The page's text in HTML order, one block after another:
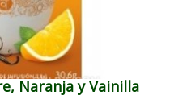
Naranja y Vainilla